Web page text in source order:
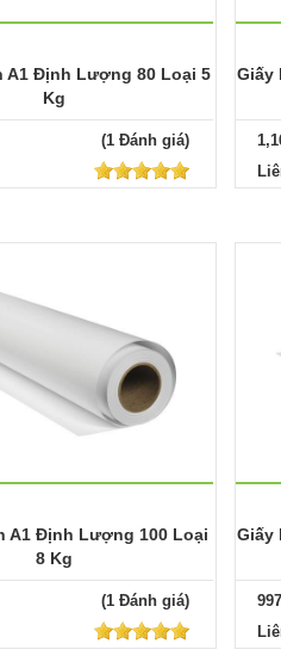
A1 Định Lượng 80 Loại 5
Kg
(1 Đánh giá)
Giấy
A1 Định Lượng 100 Loại
8 Kg
(1 Đánh giá)
Giấy